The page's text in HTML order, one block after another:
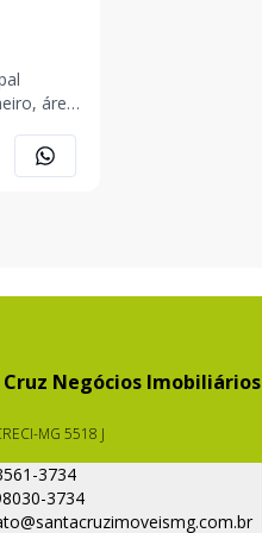
área
servi
Cruz Negócios Imobiliários
MG 5518 J
3734
3734